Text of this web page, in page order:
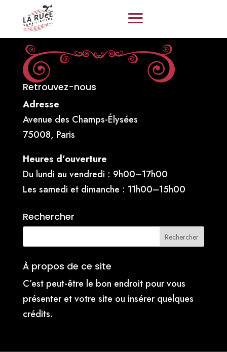
Retrouvez-nous
Adresse
Avenue des Champs-Élysées
75008, Paris
Heures d’ouverture
Du lundi au vendredi : 9h00–17h00
Les samedi et dimanche : 11h00–15h00
Rechercher
À propos de ce site
C’est peut-être le bon endroit pour vous
présenter et votre site ou insérer quelques
crédits.